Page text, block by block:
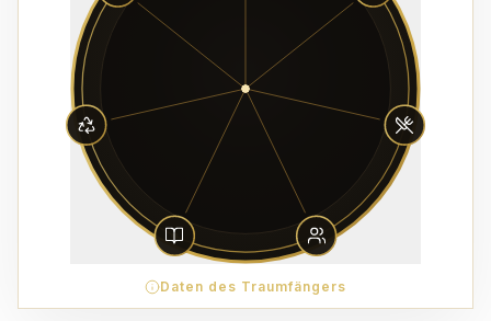
Daten des Traumfängers